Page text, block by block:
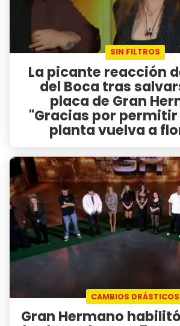
SIN FILTROS
La picante reacción
del Boca tras
placa de Gran
"Gracias por
planta vuelva a
CAMBIOS DRÁSTICOS
Gran Hermano